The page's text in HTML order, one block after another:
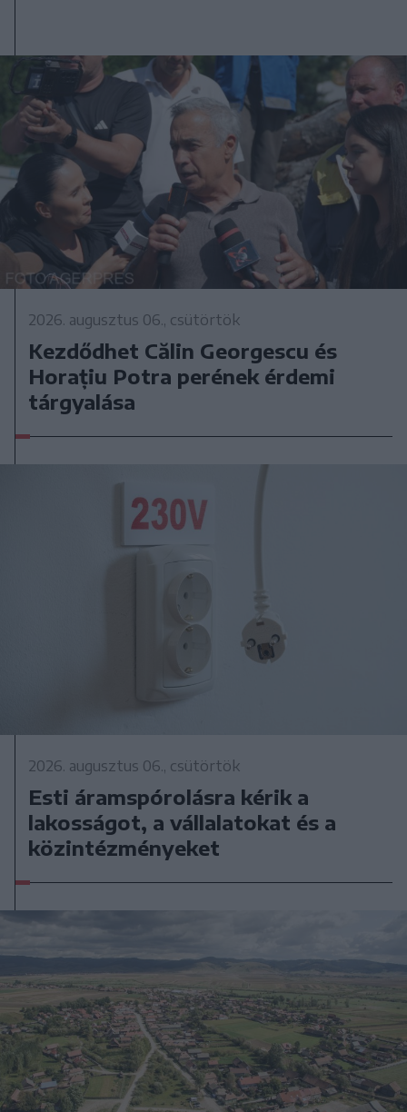
2026. augusztus 06., csütörtök
Kezdődhet Călin Georgescu és
Horațiu Potra perének érdemi
tárgyalása
2026. augusztus 06., csütörtök
Esti áramspórolásra kérik a
lakosságot, a vállalatokat és a
közintézményeket